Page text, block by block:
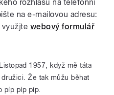
rozhlasu na telefonní
na e-mailovou adresu:
využjte webový formulář
Listopad 1957, když mě táta
Že tak můžu běhat
píp píp píp.